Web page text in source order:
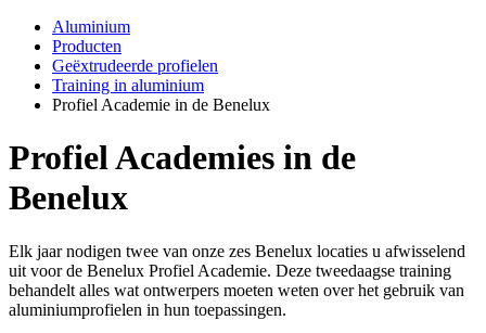
Aluminium
Producten
Geëxtrudeerde profielen
Training in aluminium
Profiel Academie in de Benelux
Profiel Academies in de
Benelux
Elk jaar nodigen twee van onze zes Benelux locaties u afwisselend
uit voor de Benelux Profiel Academie. Deze tweedaagse training
behandelt alles wat ontwerpers moeten weten over het gebruik van
aluminiumprofielen in hun toepassingen.